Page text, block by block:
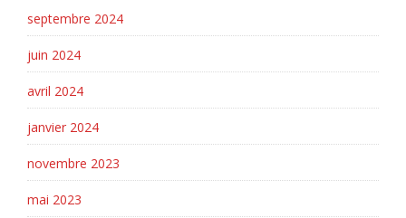
septembre 2024
juin 2024
avril 2024
janvier 2024
novembre 2023
mai 2023